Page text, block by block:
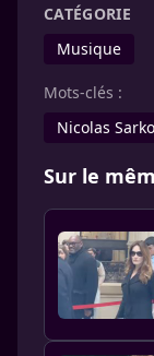
CATÉGORIE
Musique
Mots-clés :
Nicolas
Sur le